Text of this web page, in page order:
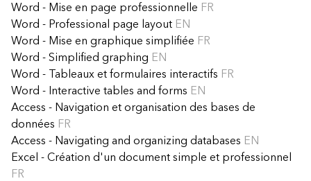
Word - Mise en page professionnelle FR
Word - Professional page layout EN
Word - Mise en graphique simplifiée FR
Word - Simplified graphing EN
Word - Tableaux et formulaires interactifs FR
Word - Interactive tables and forms EN
Access - Navigation et organisation des bases de
données FR
Access - Navigating and organizing databases EN
Excel - Création d'un document simple et professionnel
FR